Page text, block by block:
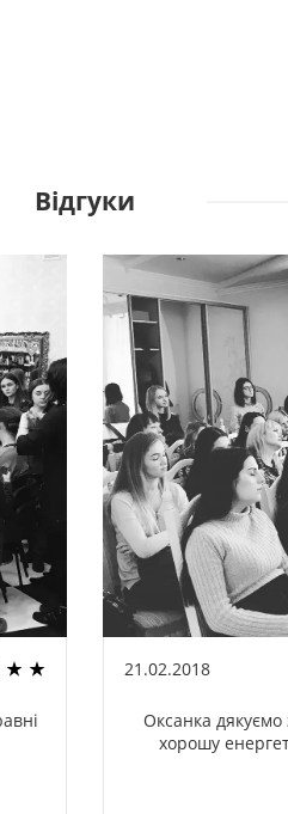
Відгуки
21.02.2018
Оксанка дякуємо
хорошу